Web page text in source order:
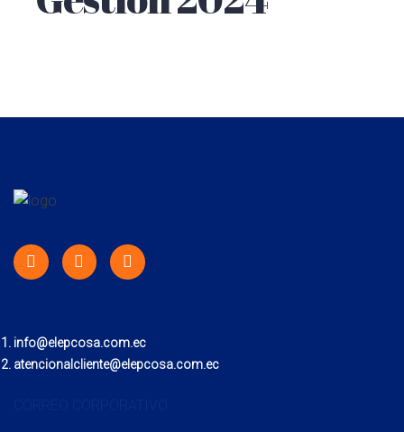
info@elepcosa.com.ec
atencionalcliente@elepcosa.com.ec